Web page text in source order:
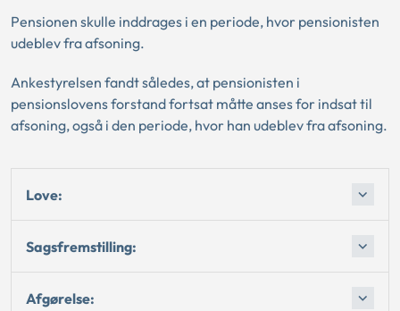
Pensionen skulle inddrages i en periode, hvor pensionisten
udeblev fra afsoning.
Ankestyrelsen fandt således, at pensionisten i
pensionslovens forstand fortsat måtte anses for indsat til
afsoning, også i den periode, hvor han udeblev fra afsoning.
Love:
Sagsfremstilling:
Afgørelse: